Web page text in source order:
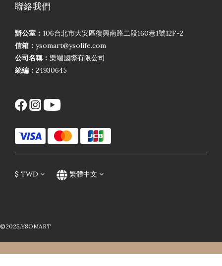
聯絡我們
辦公室： 106台北市大安區復興南路二段160巷1號12F-2
信箱： ysomart@ysolife.com
公司名稱： 樂端國際有限公司
統編： 24930645
$ TWD 繁體中文
©2025.YSOMART